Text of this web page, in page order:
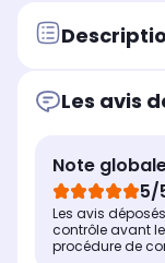
Les avis
Note
5/
Les avis
contrôle avant
procédure de